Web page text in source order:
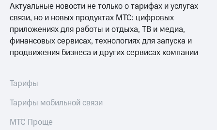
Актуальные новости не только о тарифах и услугах
связи, но и новых продуктах МТС: цифровых
приложениях для работы и отдыха, ТВ и медиа,
финансовых сервисах, технологиях для запуска и
продвижения бизнеса и других сервисах компании
Тарифы
Тарифы мобильной связи
МТС Проще